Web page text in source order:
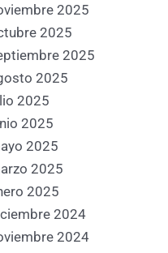
2025
2025
2025
2025
2025
2025
2025
2025
2025
2024
2024